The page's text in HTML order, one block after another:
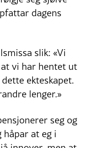
dagens
slik: «Vi
vi har hentet ut
ekteskapet.
lenger.»
seg og
at eg i